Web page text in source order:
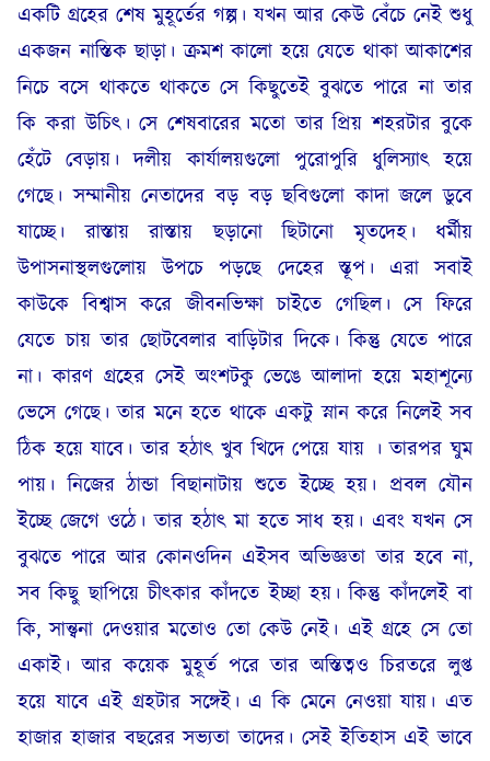
একটি গ্রহের শেষ মুহূর্তের গল্প। যখন আর কেউ বেঁচে নেই শুধু
একজন নাস্তিক ছাড়া। ক্রমশ কালো হয়ে যেতে থাকা আকাশের
নিচে বসে থাকতে থাকতে সে কিছুতেই বুঝতে পারে না তার
কি করা উচিৎ। সে শেষবারের মতো তার প্রিয় শহরটার বুকে
হেঁটে বেড়ায়। দলীয় কার্যালয়গুলো পুরোপুরি ধুলিস্যাৎ হয়ে
গেছে। সম্মানীয় নেতাদের বড় বড় ছবিগুলো কাদা জলে ডুবে
যাচ্ছে। রাস্তায় রাস্তায় ছড়ানো ছিটানো মৃতদেহ। ধর্মীয়
উপাসনাস্থলগুলোয় উপচে পড়ছে দেহের স্তূপ। এরা সবাই
কাউকে বিশ্বাস করে জীবনভিক্ষা চাইতে গেছিল। সে ফিরে
যেতে চায় তার ছোটবেলার বাড়িটার দিকে। কিন্তু যেতে পারে
না। কারণ গ্রহের সেই অংশটকু ভেঙে আলাদা হয়ে মহাশূন্যে
ভেসে গেছে। তার মনে হতে থাকে একটু স্নান করে নিলেই সব
ঠিক হয়ে যাবে। তার হঠাৎ খুব খিদে পেয়ে যায় । তারপর ঘুম
পায়। নিজের ঠান্ডা বিছানাটায় শুতে ইচ্ছে হয়। প্রবল যৌন
ইচ্ছে জেগে ওঠে। তার হঠাৎ মা হতে সাধ হয়। এবং যখন সে
বুঝতে পারে আর কোনওদিন এইসব অভিজ্ঞতা তার হবে না,
সব কিছু ছাপিয়ে চীৎকার কাঁদতে ইচ্ছা হয়। কিন্তু কাঁদলেই বা
কি, সান্ত্বনা দেওয়ার মতোও তো কেউ নেই। এই গ্রহে সে তো
একাই। আর কয়েক মুহূর্ত পরে তার অস্তিত্বও চিরতরে লুপ্ত
হয়ে যাবে এই গ্রহটার সঙ্গেই। এ কি মেনে নেওয়া যায়। এত
হাজার হাজার বছরের সভ্যতা তাদের। সেই ইতিহাস এই ভাবে